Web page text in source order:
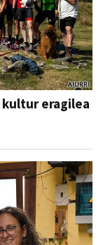
eragilea